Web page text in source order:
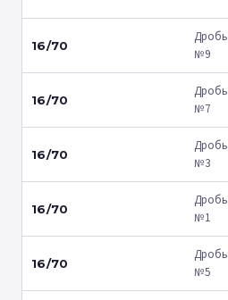
16/70
Дробь
№9
16/70
Дробь
№7
16/70
Дробь
№3
16/70
Дробь
№1
16/70
Дробь
№5